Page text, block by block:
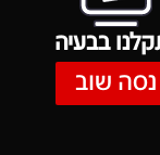
בבעיה
נסה שוב